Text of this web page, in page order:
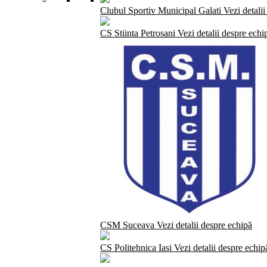
Clubul Sportiv Municipal Galati Vezi detalii
CS Stiinta Petrosani Vezi detalii despre
CSM Suceava Vezi detalii despre echipă
CS Politehnica Iasi Vezi detalii despre